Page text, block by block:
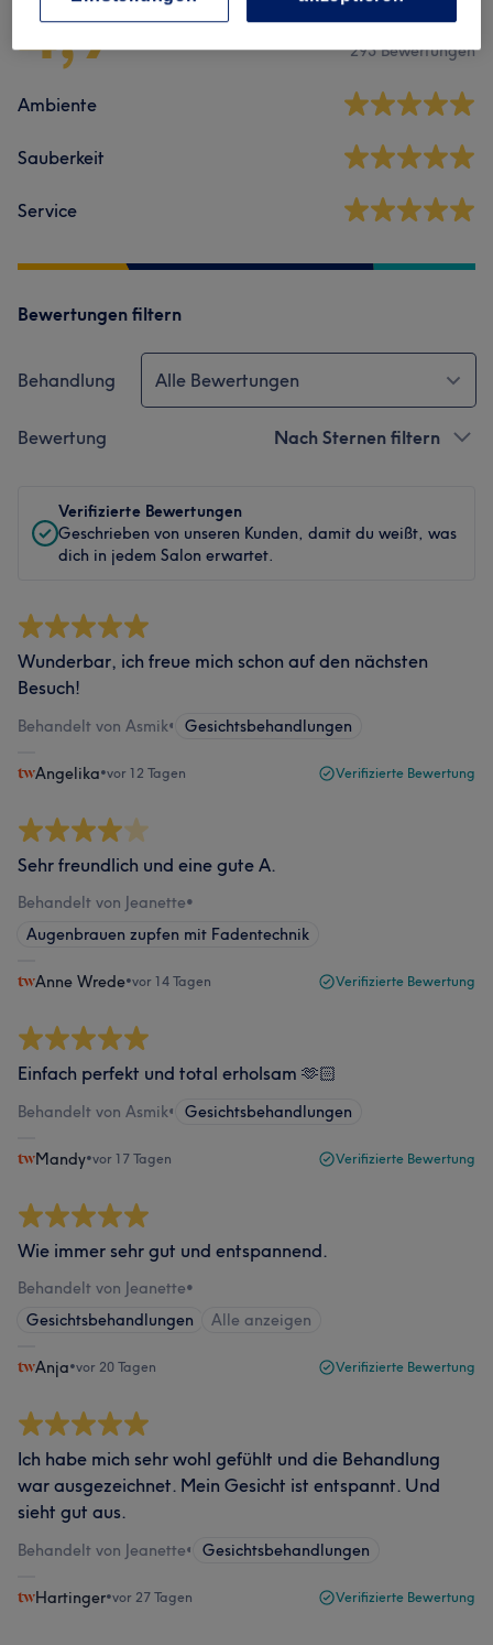
4,9 293 Bewertungen
Ambiente
Sauberkeit
Service
Bewertungen filtern
Behandlung Alle Bewertungen
Bewertung Nach Sternen filtern
Verifizierte Bewertungen
Geschrieben von unseren Kunden, damit du weißt, was
dich in jedem Salon erwartet.
Wunderbar, ich freue mich schon auf den nächsten
Besuch!
Behandelt von Asmik• Gesichtsbehandlungen
Angelika•vor 12 Tagen Verifizierte Bewertung
Sehr freundlich und eine gute A.
Behandelt von Jeanette•
Augenbrauen zupfen mit Fadentechnik
Anne Wrede•vor 14 Tagen Verifizierte Bewertung
Einfach perfekt und total erholsam 🫶🏻
Behandelt von Asmik• Gesichtsbehandlungen
Mandy•vor 17 Tagen Verifizierte Bewertung
Wie immer sehr gut und entspannend.
Behandelt von Jeanette•
Gesichtsbehandlungen
Alle anzeigen
Anja•vor 20 Tagen Verifizierte Bewertung
Ich habe mich sehr wohl gefühlt und die Behandlung
war ausgezeichnet. Mein Gesicht ist entspannt. Und
sieht gut aus.
Behandelt von Jeanette• Gesichtsbehandlungen
Hartinger•vor 27 Tagen Verifizierte Bewertung